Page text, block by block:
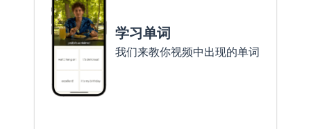
学习单词
我们来教你视频中出现的单词